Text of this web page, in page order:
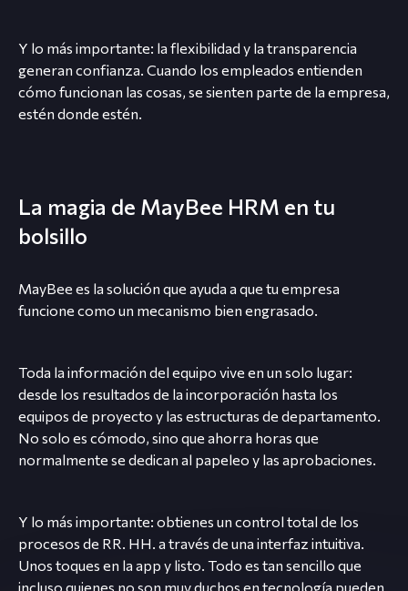
Y lo más importante: la flexibilidad y la transparencia
generan confianza. Cuando los empleados entienden
cómo funcionan las cosas, se sienten parte de la empresa,
estén donde estén.
La magia de MayBee HRM en tu
bolsillo
MayBee es la solución que ayuda a que tu empresa
funcione como un mecanismo bien engrasado.
Toda la información del equipo vive en un solo lugar:
desde los resultados de la incorporación hasta los
equipos de proyecto y las estructuras de departamento.
No solo es cómodo, sino que ahorra horas que
normalmente se dedican al papeleo y las aprobaciones.
Y lo más importante: obtienes un control total de los
procesos de RR. HH. a través de una interfaz intuitiva.
Unos toques en la app y listo. Todo es tan sencillo que
incluso quienes no son muy duchos en tecnología pueden